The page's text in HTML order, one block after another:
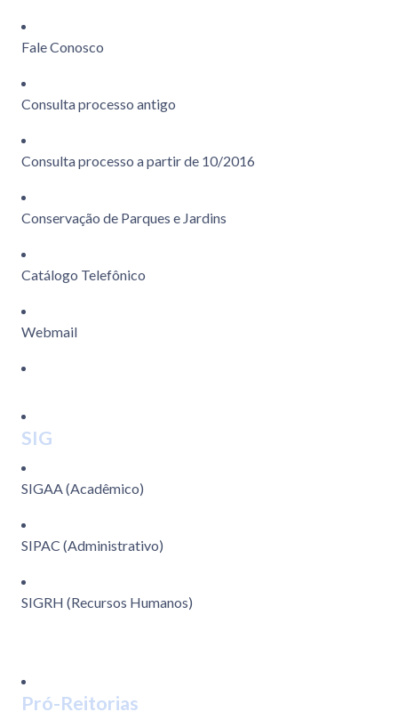
Fale Conosco
Consulta processo antigo
Consulta processo a partir de 10/2016
Conservação de Parques e Jardins
Catálogo Telefônico
Webmail
SIG
SIGAA (Acadêmico)
SIPAC (Administrativo)
SIGRH (Recursos Humanos)
Pró-Reitorias